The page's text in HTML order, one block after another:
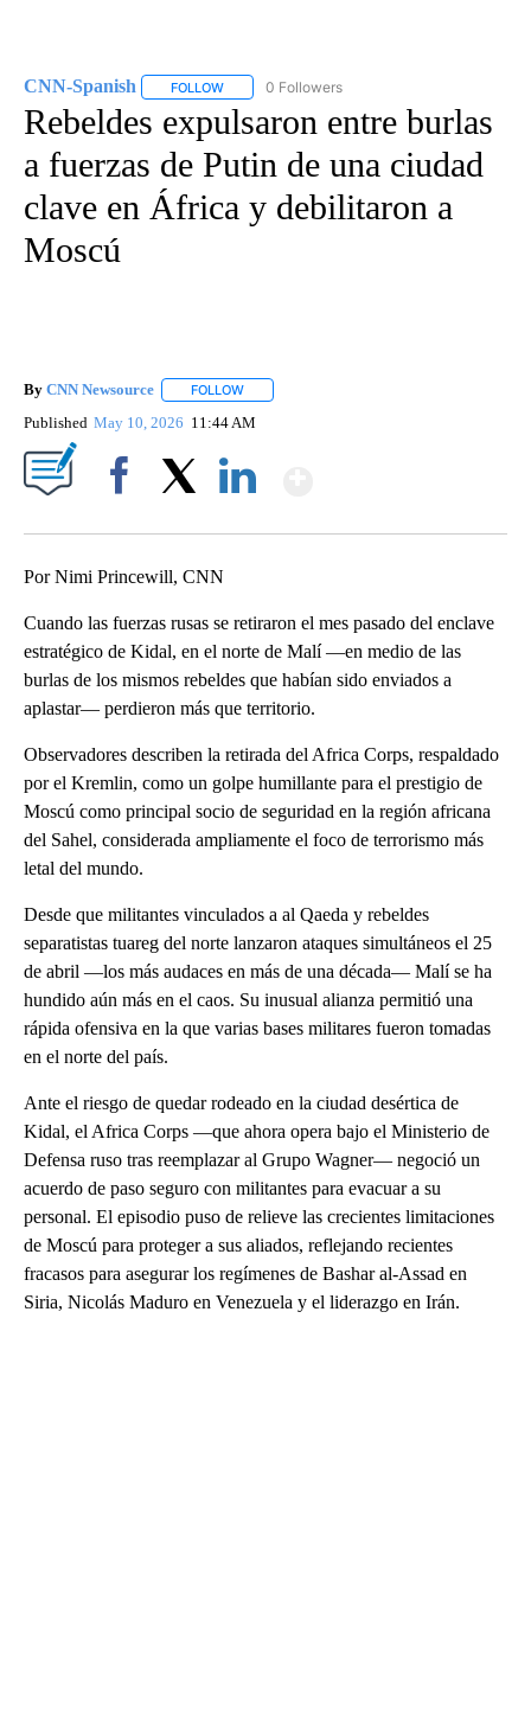
CNN-Spanish FOLLOW FOLLOW "CNN-SPANISH" TO RECEIVE
0 Followers
Rebeldes expulsaron entre burlas
a fuerzas de Putin de una ciudad
clave en África y debilitaron a
Moscú
By CNN Newsource FOLLOW
Published May 10, 2026 11:44 AM
Por Nimi Princewill, CNN
Cuando las fuerzas rusas se retiraron el mes pasado del enclave
estratégico de Kidal, en el norte de Malí —en medio de las
burlas de los mismos rebeldes que habían sido enviados a
aplastar— perdieron más que territorio.
Observadores describen la retirada del Africa Corps, respaldado
por el Kremlin, como un golpe humillante para el prestigio de
Moscú como principal socio de seguridad en la región africana
del Sahel, considerada ampliamente el foco de terrorismo más
letal del mundo.
Desde que militantes vinculados a al Qaeda y rebeldes
separatistas tuareg del norte lanzaron ataques simultáneos el 25
de abril —los más audaces en más de una década— Malí se ha
hundido aún más en el caos. Su inusual alianza permitió una
rápida ofensiva en la que varias bases militares fueron tomadas
en el norte del país.
Ante el riesgo de quedar rodeado en la ciudad desértica de
Kidal, el Africa Corps —que ahora opera bajo el Ministerio de
Defensa ruso tras reemplazar al Grupo Wagner— negoció un
acuerdo de paso seguro con militantes para evacuar a su
personal. El episodio puso de relieve las crecientes limitaciones
de Moscú para proteger a sus aliados, reflejando recientes
fracasos para asegurar los regímenes de Bashar al-Assad en
Siria, Nicolás Maduro en Venezuela y el liderazgo en Irán.